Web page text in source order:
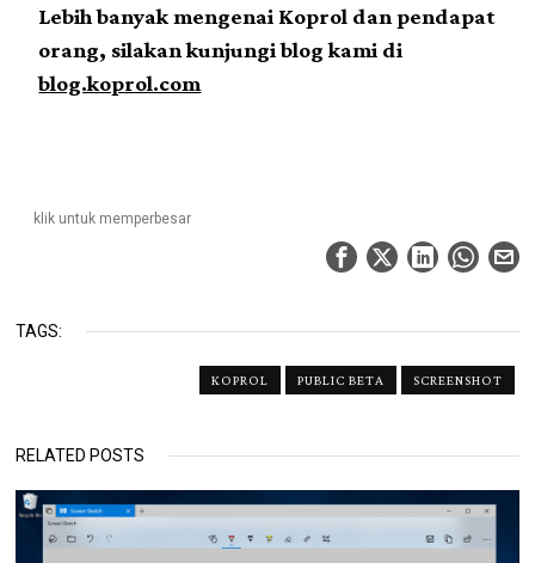
Lebih banyak mengenai Koprol dan pendapat
orang, silakan kunjungi blog kami di
blog.koprol.com
klik untuk memperbesar
TAGS:
KOPROL PUBLIC BETA SCREENSHOT
RELATED POSTS